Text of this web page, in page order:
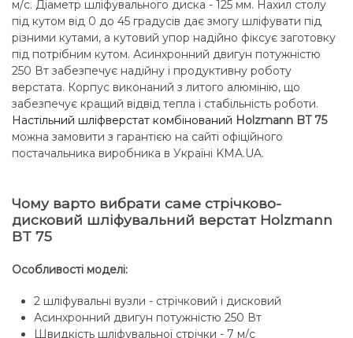
м/с. Діаметр шліфувального диска - 125 мм. Нахил столу
під кутом від 0 до 45 градусів дає змогу шліфувати під
різними кутами, а кутовий упор надійно фіксує заготовку
під потрібним кутом. Асинхронний двигун потужністю
250 Вт забезпечує надійну і продуктивну роботу
верстата. Корпус виконаний з литого алюмінію, що
забезпечує кращий відвід тепла і стабільність роботи.
Настільний шліфверстат комбінований Holzmann BT 75
можна замовити з гарантією на сайті офіційного
постачальника виробника в Україні KMA.UA.
Чому варто вибрати саме стрічково-
дисковий шліфувальний верстат Holzmann
BT 75
Особливості моделі:
2 шліфувальні вузли - стрічковий і дисковий
Асинхронний двигун потужністю 250 Вт
Швидкість шліфувальної стрічки - 7 м/с